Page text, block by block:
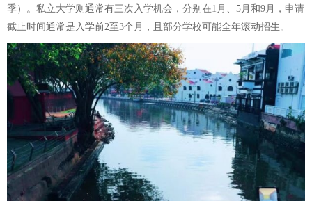
季）。私立大学则通常有三次入学机会，分别在1月、5月和9月，申请
截止时间通常是入学前2至3个月，且部分学校可能全年滚动招生。